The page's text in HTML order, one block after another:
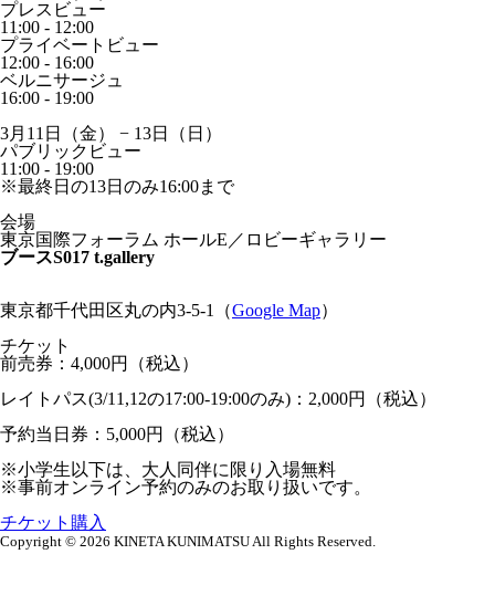
プレスビュー
11:00 - 12:00
プライベートビュー
12:00 - 16:00
ベルニサージュ
16:00 - 19:00
3月11日（金） − 13日（日）
パブリックビュー
11:00 - 19:00
※最終日の13日のみ16:00まで
会場
東京国際フォーラム ホールE／ロビーギャラリー
ブースS017 t.gallery
東京都千代田区丸の内3-5-1（Google Map）
チケット
前売券：4,000円（税込）
レイトパス(3/11,12の17:00-19:00のみ)：2,000円（税込）
予約当日券：5,000円（税込）
※小学生以下は、大人同伴に限り入場無料
※事前オンライン予約のみのお取り扱いです。
チケット購入
Copyright © 2026 KINETA KUNIMATSU All Rights Reserved.